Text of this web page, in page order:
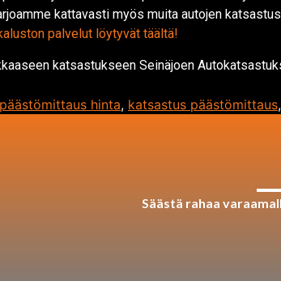
kattavasti myös muita autojen
palvelut löytyvät täältä!
katsastukseen Seinäjoen
hinta, katsastus päästömittaus,
Säästä rahaa